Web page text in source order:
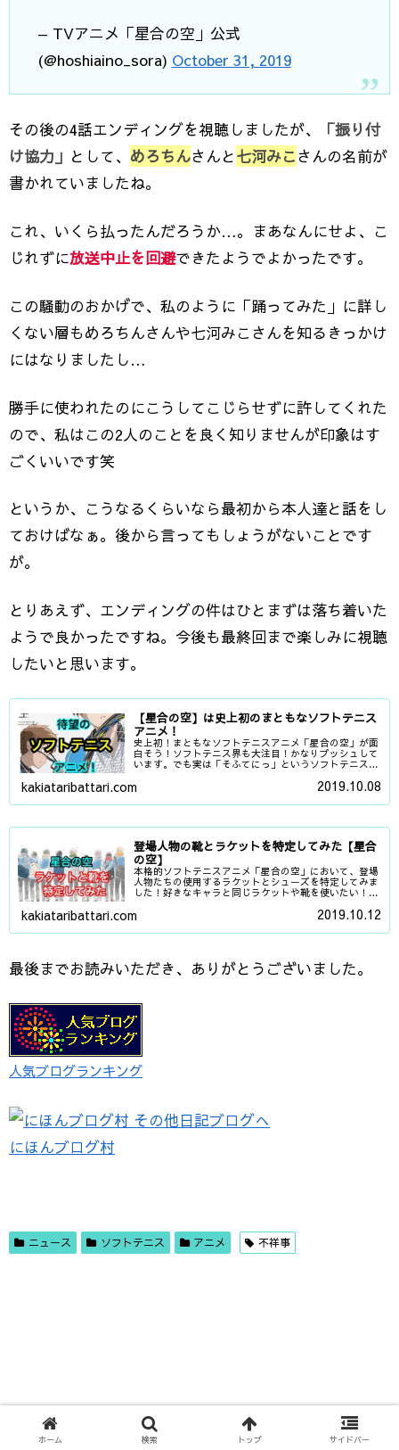
— TVアニメ「星合の空」公式
(@hoshiaino_sora) October 31, 2019
その後の4話エンディングを視聴しましたが、
「振り付
け協力」 として、 めろちんさんと七河みこさんの名前が
書かれていましたね。
これ、いくら払ったんだろうか…。まあなんにせよ、こ
じれずに放送中止を回避できたようでよかったです。
この騒動のおかげで、私のように「踊ってみた」に詳し
くない層もめろちんさんや七河みこさんを知るきっかけ
にはなりましたし…
勝手に使われたのにこうしてこじらせずに許してくれた
ので、私はこの2人のことを良く知りませんが印象はす
ごくいいです笑
というか、こうなるくらいなら最初から本人達と話をし
ておけばなぁ。後から言ってもしょうがないことです
が。
とりあえず、エンディングの件はひとまずは落ち着いた
ようで良かったですね。今後も最終回まで楽しみに視聴
したいと思います。
【星合の空】は史上初のまともなソフトテニス
アニメ！
史上初！まともなソフトテニスアニメ「星合の空」が面
白そう！ソフトテニス界も大注目！かなりプッシュして
います。でも実は「そふてにっ」というソフトテニス萌
kakiataribattari.com 2019.10.08
登場人物の靴とラケットを特定してみた【星合
の空】
本格的ソフトテニスアニメ「星合の空」において、登場
人物たちの使用するラケットとシューズを特定してみま
した！好きなキャラと同じラケットや靴を使いたい！と
kakiataribattari.com 2019.10.12
最後までお読みいただき、ありがとうございました。
人気ブログランキング
にほんブログ村
ニュース ソフトテニス アニメ 不祥事
ホーム 検索 トップ サイドバー